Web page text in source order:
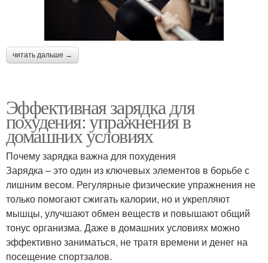
читать дальше →
Эффективная зарядка для
похудения: упражнения в
домашних условиях
Почему зарядка важна для похудения
Зарядка – это один из ключевых элементов в борьбе с
лишним весом. Регулярные физические упражнения не
только помогают сжигать калории, но и укрепляют
мышцы, улучшают обмен веществ и повышают общий
тонус организма. Даже в домашних условиях можно
эффективно заниматься, не тратя времени и денег на
посещение спортзалов.